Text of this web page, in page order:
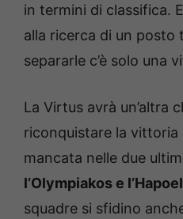
in termini di classifica.
alla ricerca di un posto
separarle c’è solo una
La Virtus avrà un’altra
riconquistare la vittoria
mancata nelle due
l’Olympiakos e l’Hapoel
squadre si sfidino